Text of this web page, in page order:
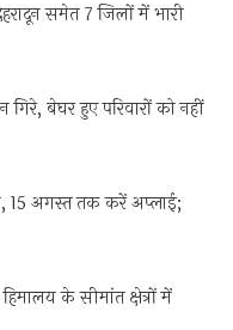
समेत 7 जिलों में भारी
बेघर हुए परिवारों को नहीं
15 अगस्त तक करें अप्लाई;
के सीमांत क्षेत्रों में